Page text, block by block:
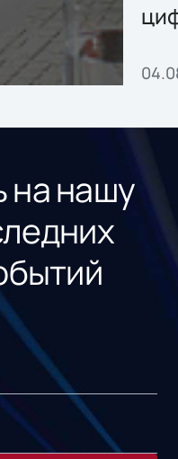
на нашу